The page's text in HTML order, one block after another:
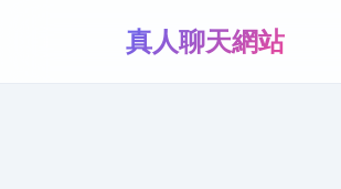
真人聊天網站